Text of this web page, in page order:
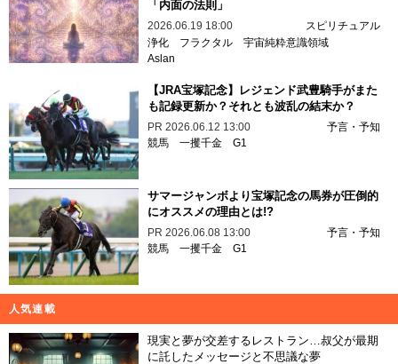
「内面の法則」
2026.06.19 18:00
スピリチュアル
浄化
フラクタル 宇宙純粋意識領域
Aslan
【JRA宝塚記念】レジェンド武豊騎手がまた
も記録更新か？それとも波乱の結末か？
PR 2026.06.12 13:00
予言・予知
競馬 一攫千金 G1
サマージャンボより宝塚記念の馬券が圧倒的
にオススメの理由とは!?
PR 2026.06.08 13:00
予言・予知
競馬 一攫千金 G1
人気連載
現実と夢が交差するレストラン…叔父が最期
に託したメッセージと不思議な夢